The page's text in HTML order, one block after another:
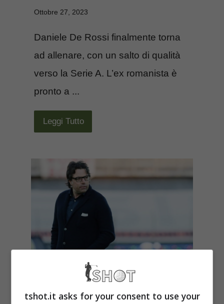
Ottobre 27, 2023
Daniele De Rossi finalmente torna
ad allenare, con un salto di qualità
verso la Serie A. L’ex romanista è
pronto a ...
Leggi Tutto
Juve, Giuntoli
tshot.it asks for your consent to use your